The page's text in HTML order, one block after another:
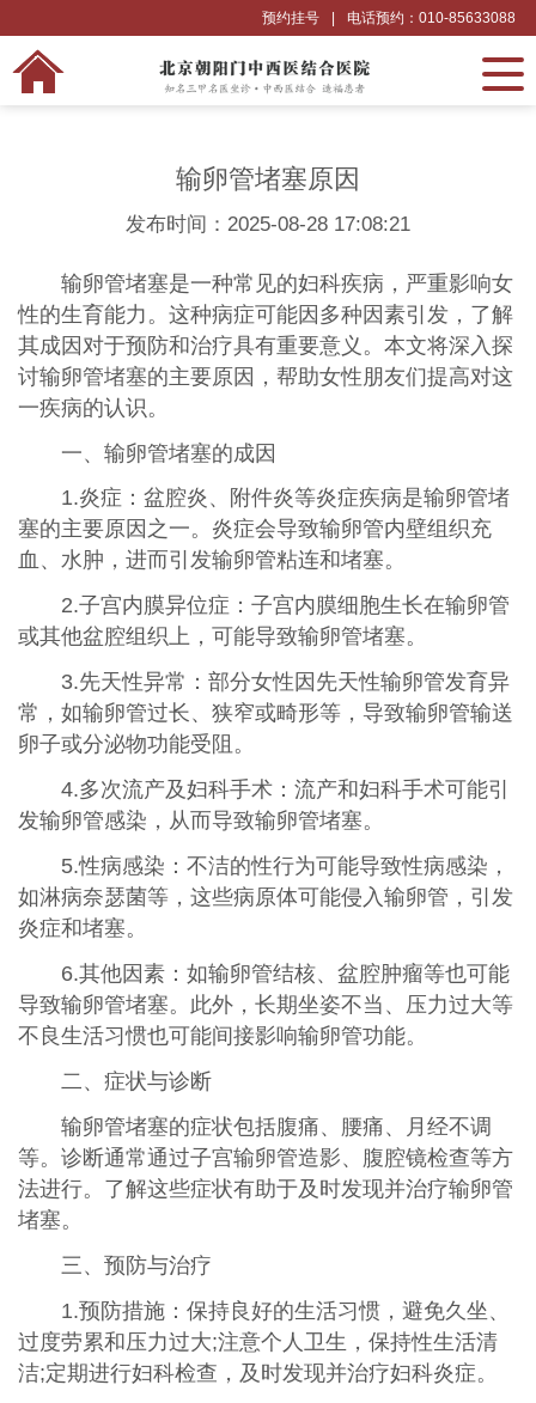
电话预约：010-85633088
预约挂号
输卵管堵塞原因
发布时间：2025-08-28 17:08:21
输卵管堵塞是一种常见的妇科疾病，严重影响女
性的生育能力。这种病症可能因多种因素引发，了解
其成因对于预防和治疗具有重要意义。本文将深入探
讨输卵管堵塞的主要原因，帮助女性朋友们提高对这
一疾病的认识。
一、输卵管堵塞的成因
1.炎症：盆腔炎、附件炎等炎症疾病是输卵管堵
塞的主要原因之一。炎症会导致输卵管内壁组织充
血、水肿，进而引发输卵管粘连和堵塞。
2.子宫内膜异位症：子宫内膜细胞生长在输卵管
或其他盆腔组织上，可能导致输卵管堵塞。
3.先天性异常：部分女性因先天性输卵管发育异
常，如输卵管过长、狭窄或畸形等，导致输卵管输送
卵子或分泌物功能受阻。
4.多次流产及妇科手术：流产和妇科手术可能引
发输卵管感染，从而导致输卵管堵塞。
5.性病感染：不洁的性行为可能导致性病感染，
如淋病奈瑟菌等，这些病原体可能侵入输卵管，引发
炎症和堵塞。
6.其他因素：如输卵管结核、盆腔肿瘤等也可能
导致输卵管堵塞。此外，长期坐姿不当、压力过大等
不良生活习惯也可能间接影响输卵管功能。
二、症状与诊断
输卵管堵塞的症状包括腹痛、腰痛、月经不调
等。诊断通常通过子宫输卵管造影、腹腔镜检查等方
法进行。了解这些症状有助于及时发现并治疗输卵管
堵塞。
三、预防与治疗
1.预防措施：保持良好的生活习惯，避免久坐、
过度劳累和压力过大;注意个人卫生，保持性生活清
洁;定期进行妇科检查，及时发现并治疗妇科炎症。